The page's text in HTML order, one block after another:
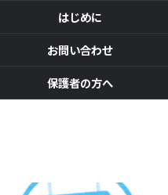
はじめに
お問い合わせ
保護者の方へ